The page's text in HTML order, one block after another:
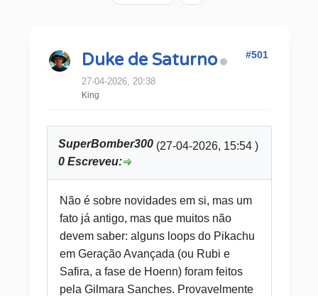
Duke de Saturno
27-04-2026, 20:38
King
#501
(27-04-2026, 15:54 )
SuperBomber300
0 Escreveu:
Não é sobre novidades em si, mas um
fato já antigo, mas que muitos não
devem saber: alguns loops do Pikachu
em Geração Avançada (ou Rubi e
Safira, a fase de Hoenn) foram feitos
pela Gilmara Sanches. Provavelmente